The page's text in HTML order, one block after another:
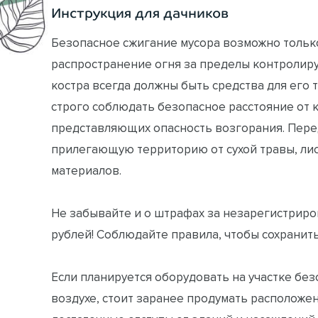
Инструкция для дачников
Безопасное сжигание мусора возможно
распространение огня за пределы
костра всегда должны быть средства для
строго соблюдать безопасное расстояние от
представляющих опасность возгорания.
прилегающую территорию от сухой травы,
материалов.
Не забывайте и о штрафах за
рублей! Соблюдайте правила, чтобы
Если планируется оборудовать на участке
воздухе, стоит заранее продумать